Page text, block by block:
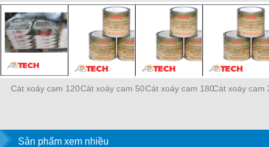
Cát xoáy cam 120Cát xoáy cam 50Cát xoáy cam 180Cát xoáy cam
Sản phẩm xem nhiều